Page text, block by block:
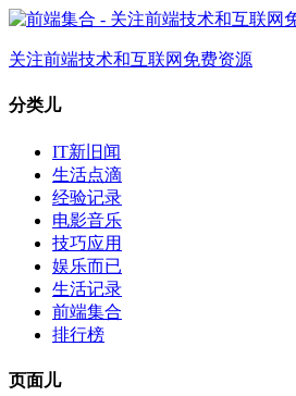
关注前端技术和互联网免费资源
分类儿
IT新旧闻
生活点滴
经验记录
电影音乐
技巧应用
娱乐而已
生活记录
前端集合
排行榜
页面儿